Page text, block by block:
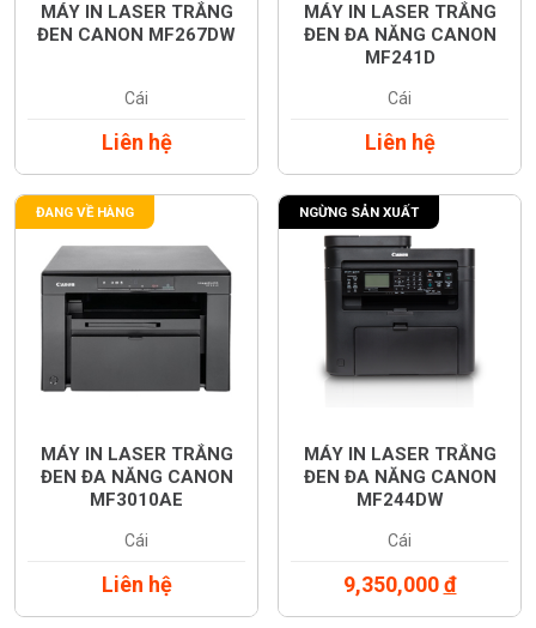
MÁY IN LASER TRẮNG
ĐEN CANON MF267DW
Cái
Liên hệ
MÁY IN LASER TRẮNG
ĐEN ĐA NĂNG CANON
MF241D
Cái
Liên hệ
ĐANG VỀ HÀNG
MÁY IN LASER TRẮNG
ĐEN ĐA NĂNG CANON
MF3010AE
Cái
Liên hệ
NGỪNG SẢN XUẤT
MÁY IN LASER TRẮNG
ĐEN ĐA NĂNG CANON
MF244DW
Cái
9,350,000đ